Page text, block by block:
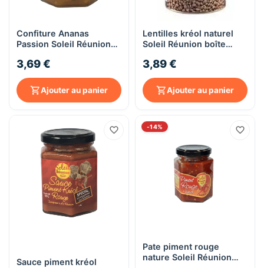
Confiture Ananas
Passion Soleil Réunion
3,69 €
Ajouter au panier
Lentilles kréol naturel
Soleil Réunion boîte
3,89 €
Ajouter au panier
Sauce piment kréol
-14%
Pate piment rouge
nature Soleil Réunion